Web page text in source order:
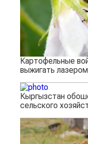
Картофельные
выжигать лазером
Кыргызстан
сельского